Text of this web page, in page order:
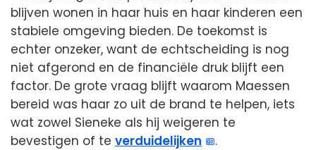
blijven wonen in haar huis en haar kinderen een
stabiele omgeving bieden. De toekomst is
echter onzeker, want de echtscheiding is nog
niet afgerond en de financiële druk blijft een
factor. De grote vraag blijft waarom Maessen
bereid was haar zo uit de brand te helpen, iets
wat zowel Sieneke als hij weigeren te
bevestigen of te verduidelijken .